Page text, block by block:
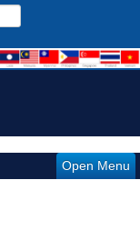
Open Menu